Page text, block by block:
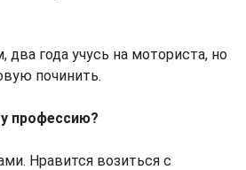
два года учусь на моториста, но
починить.
профессию?
Нравится возиться с